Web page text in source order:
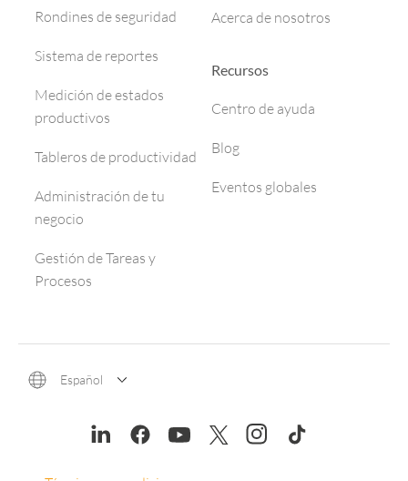
Rondines de seguridad
Sistema de reportes
Medición de estados
productivos
Tableros de productividad
Administración de tu
negocio
Gestión de Tareas y
Procesos
Acerca de nosotros
Recursos
Centro de ayuda
Blog
Eventos globales
Español